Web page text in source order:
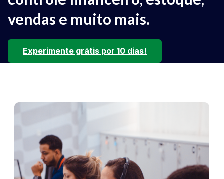
vendas e muito mais.
Experimente grátis por 10 dias!